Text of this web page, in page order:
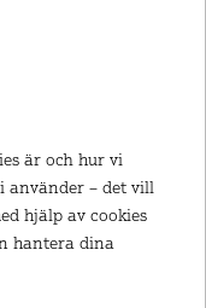
är och hur vi
använder – det vill
hjälp av cookies
hantera dina